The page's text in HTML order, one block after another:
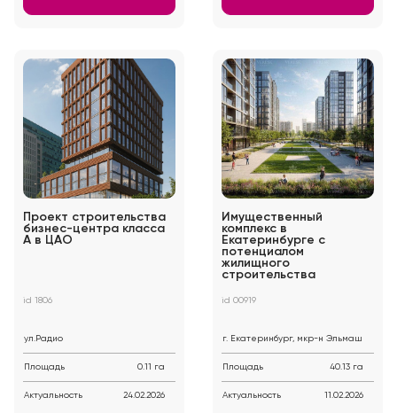
Проект строительства
бизнес-центра класса
А в ЦАО
id 1806
ул.Радио
Площадь 0.11 га
Актуальность 24.02.2026
Имущественный
комплекс в
Екатеринбурге с
потенциалом
жилищного
строительства
id 00919
г. Екатеринбург, мкр-н Эльмаш
Площадь 40.13 га
Актуальность 11.02.2026